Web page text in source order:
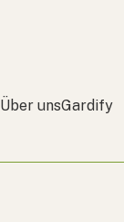
Über unsGardify